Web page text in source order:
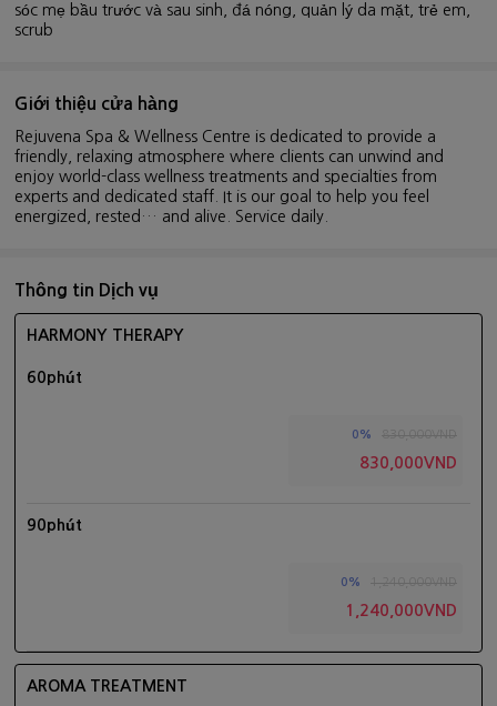
sóc mẹ bầu trước và sau sinh, đá nóng, quản lý da mặt, trẻ em,
scrub
Giới thiệu cửa hàng
Rejuvena Spa & Wellness Centre is dedicated to provide a
friendly, relaxing atmosphere where clients can unwind and
enjoy world-class wellness treatments and specialties from
experts and dedicated staff. It is our goal to help you feel
energized, rested… and alive. Service daily.
Thông tin Dịch vụ
HARMONY THERAPY
60phút
0%
830,000VND
90phút
0%
1,240,000VND
AROMA TREATMENT